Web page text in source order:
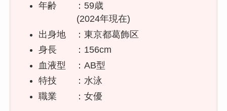
年齢 ：59歳
(2024年現在)
出身地 ：東京都葛飾区
身長 ：156cm
血液型 ：AB型
特技 ：水泳
職業 ：女優